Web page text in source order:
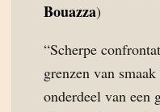
Bouazza)
“Scherpe
grenzen van
onderdeel van een